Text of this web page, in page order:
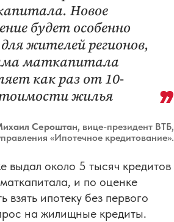
Новое
будет особенно
жителей регионов,
маткапитала
как раз от 10-
жилья
Сероштан, вице-президент ВТБ,
«Ипотечное кредитование».
выдал около 5 тысяч кредитов
и по оценке
взять ипотеку без первого
на жилищные кредиты.